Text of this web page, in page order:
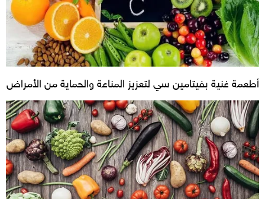
أطعمة غنية بفيتامين سي لتعزيز المناعة والحماية من الأمراض